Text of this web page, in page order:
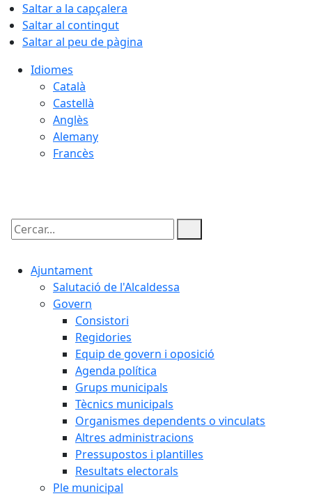
Saltar a la capçalera
Saltar al contingut
Saltar al peu de pàgina
Idiomes
Català
Castellà
Anglès
Alemany
Francès
Cercar:
Ajuntament
Salutació de l'Alcaldessa
Govern
Consistori
Regidories
Equip de govern i oposició
Agenda política
Grups municipals
Tècnics municipals
Organismes dependents o vinculats
Altres administracions
Pressupostos i plantilles
Resultats electorals
Ple municipal